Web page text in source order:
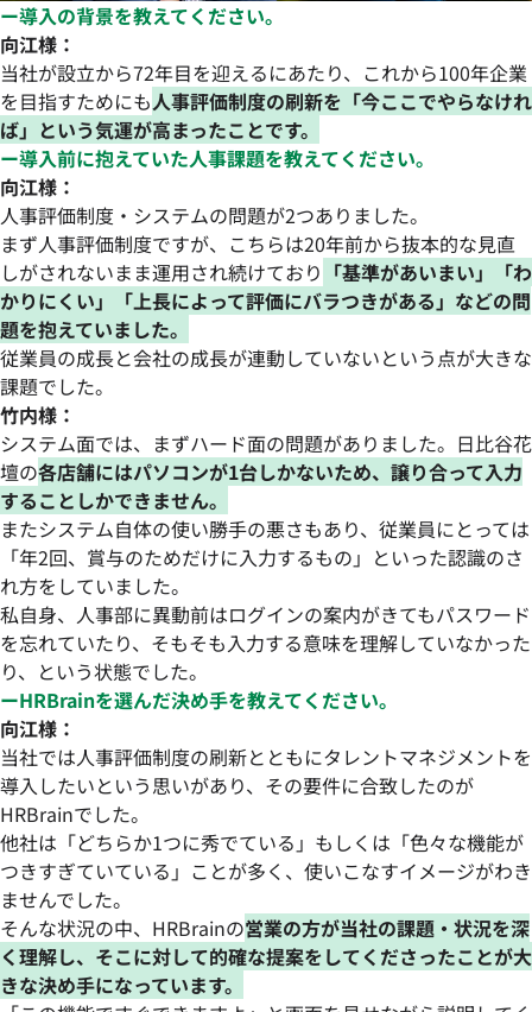
ー導入の背景を教えてください。
向江様：
当社が設立から72年目を迎えるにあたり、これから100年企業
を目指すためにも人事評価制度の刷新を「今ここでやらなけれ
ば」という気運が高まったことです。
ー導入前に抱えていた人事課題を教えてください。
向江様：
人事評価制度・システムの問題が2つありました。
まず人事評価制度ですが、こちらは20年前から抜本的な見直
しがされないまま運用され続けており 「基準があいまい」「わ
かりにくい」「上長によって評価にバラつきがある」などの問
題を抱えていました。
従業員の成長と会社の成長が連動していないという点が大きな
課題でした。
竹内様：
システム面では、まずハード面の問題がありました。日比谷花
壇の各店舗にはパソコンが1台しかないため、譲り合って入力
することしかできません。
またシステム自体の使い勝手の悪さもあり、従業員にとっては
「年2回、賞与のためだけに入力するもの」といった認識のさ
れ方をしていました。
私自身、人事部に異動前はログインの案内がきてもパスワード
を忘れていたり、そもそも入力する意味を理解していなかった
り、という状態でした。
ーHRBrainを選んだ決め手を教えてください。
向江様：
当社では人事評価制度の刷新とともにタレントマネジメントを
導入したいという思いがあり、その要件に合致したのが
HRBrainでした。
他社は「どちらか1つに秀でている」もしくは「色々な機能が
つきすぎていている」ことが多く、使いこなすイメージがわき
ませんでした。
そんな状況の中、HRBrainの営業の方が当社の課題・状況を深
く理解し、そこに対して的確な提案をしてくださったことが大
きな決め手になっています。